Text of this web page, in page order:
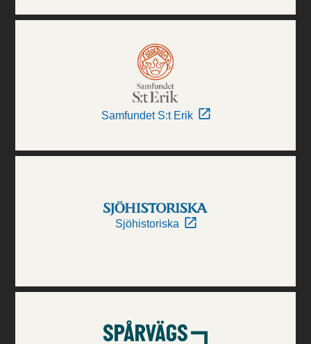
Samfundet S:t Erik
Sjöhistoriska